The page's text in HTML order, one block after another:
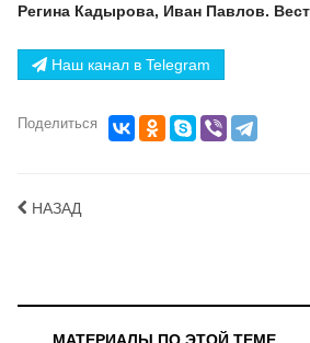
Регина Кадырова, Иван Павлов.
Наш канал в Telegram
Поделиться
НАЗАД
МАТЕРИАЛЫ ПО ЭТОЙ ТЕМЕ